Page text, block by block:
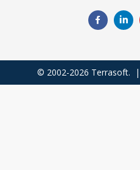
© 2002-2026 Terrasoft. |